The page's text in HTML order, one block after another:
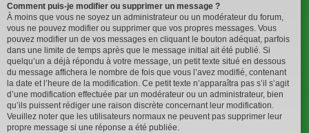
Comment puis-je modifier ou supprimer un message ?
À moins que vous ne soyez un administrateur ou un modérateur du forum,
vous ne pouvez modifier ou supprimer que vos propres messages. Vous
pouvez modifier un de vos messages en cliquant le bouton adéquat, parfois
dans une limite de temps après que le message initial ait été publié. Si
quelqu’un a déjà répondu à votre message, un petit texte situé en dessous
du message affichera le nombre de fois que vous l’avez modifié, contenant
la date et l’heure de la modification. Ce petit texte n’apparaîtra pas s’il s’agit
d’une modification effectuée par un modérateur ou un administrateur, bien
qu’ils puissent rédiger une raison discrète concernant leur modification.
Veuillez noter que les utilisateurs normaux ne peuvent pas supprimer leur
propre message si une réponse a été publiée.